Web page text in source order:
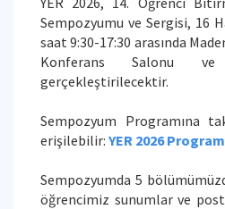
Sempozyumu ve Sergisi, 16
saat 9:30-17:30 arasında
Konferans Salonu ve
gerçekleştirilecektir.
Sempozyum Programına
erişilebilir: YER 2026 Program
Sempozyumda 5
öğrencimiz sunumlar ve